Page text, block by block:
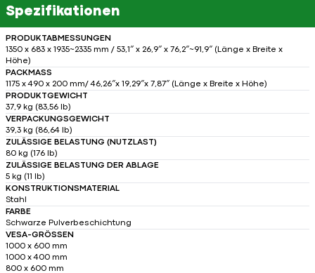
Spezifikationen
PRODUKTABMESSUNGEN
1350 x 683 x 1935~2335 mm / 53,1″ x 26,9″ x 76,2″~91,9″ (Länge x Breite x
Höhe)
PACKMASS
1175 x 490 x 200 mm/ 46,26″x 19,29″x 7,87″ (Länge x Breite x Höhe)
PRODUKTGEWICHT
37,9 kg (83,56 lb)
VERPACKUNGSGEWICHT
39,3 kg (86,64 lb)
ZULÄSSIGE BELASTUNG (NUTZLAST)
80 kg (176 lb)
ZULÄSSIGE BELASTUNG DER ABLAGE
5 kg (11 lb)
KONSTRUKTIONSMATERIAL
Stahl
FARBE
Schwarze Pulverbeschichtung
VESA-GRÖSSEN
1000 x 600 mm
1000 x 400 mm
800 x 600 mm